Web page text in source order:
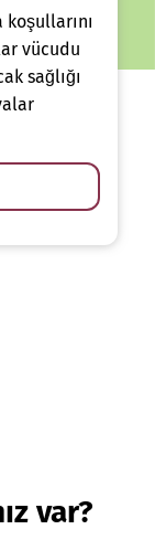
vücudu
sağlığı
var?